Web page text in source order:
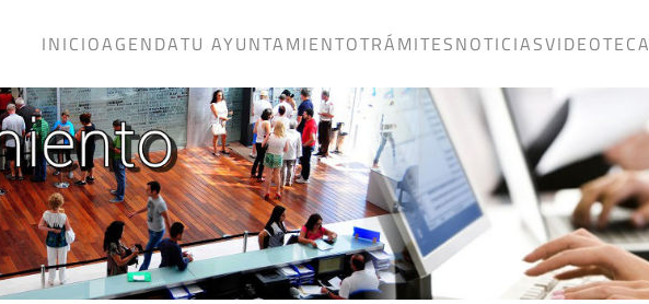
INICIOAGENDATU AYUNTAMIENTOTRÁMITESNOTICIASVIDEOTECA